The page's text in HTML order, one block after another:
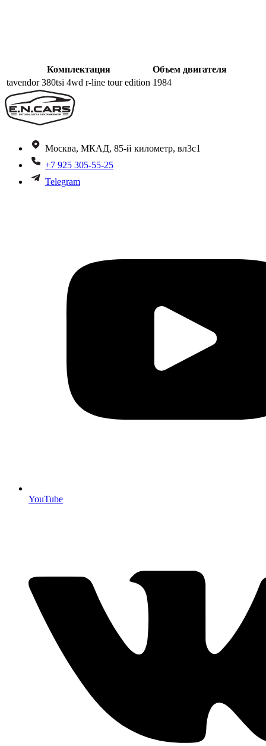
Комплектация
Объем двигателя
tavendor 380tsi 4wd r-line tour edition 1984
Москва, МКАД, 85-й километр, вл3с1
+7 925 305-55-25
Telegram
YouTube